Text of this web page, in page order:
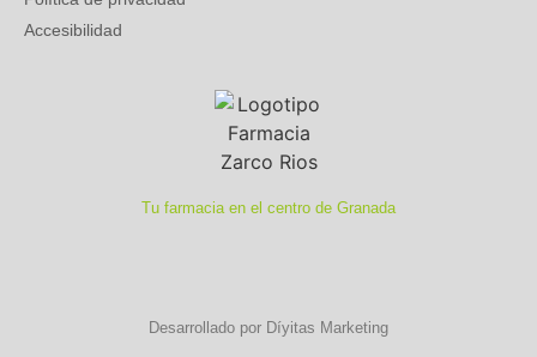
Accesibilidad
Tu farmacia en el centro de Granada
Desarrollado por Díyitas Marketing